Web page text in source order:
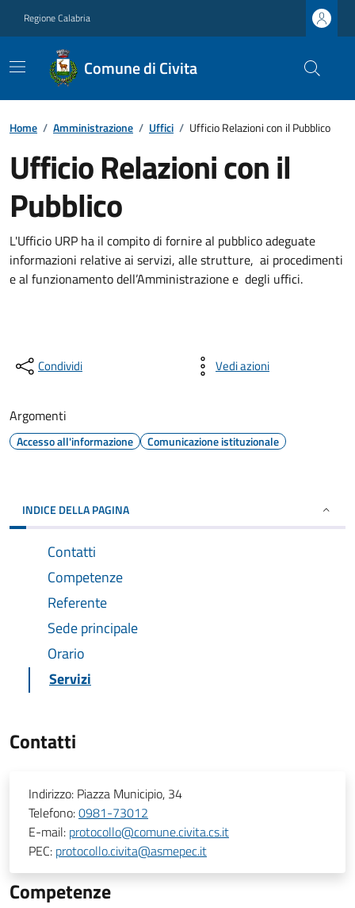
Regione Calabria
Comune di Civita
Home / Amministrazione / Uffici / Ufficio Relazioni con il Pubblico
Ufficio Relazioni con il
Pubblico
L'Ufficio URP ha il compito di fornire al pubblico adeguate
informazioni relative ai servizi, alle strutture, ai procedimenti
e al funzionamento dell’Amministrazione e degli uffici.
Condividi Vedi azioni
Argomenti
Accesso all'informazione Comunicazione istituzionale
INDICE DELLA PAGINA
Contatti
Competenze
Referente
Sede principale
Orario
Servizi
Contatti
Indirizzo: Piazza Municipio, 34
Telefono:0981-73012
E-mail: protocollo@comune.civita.cs.it
PEC: protocollo.civita@asmepec.it
Competenze